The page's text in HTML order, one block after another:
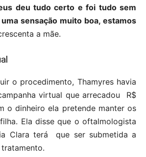
deu tudo certo e foi tudo sem
sensação muito boa, estamos
a mãe.
o procedimento, Thamyres havia
virtual que arrecadou R$
o dinheiro ela pretende manter os
Ela disse que o oftalmologista
Clara terá que ser submetida a